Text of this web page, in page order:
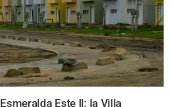
Esmeralda Este II: la Villa